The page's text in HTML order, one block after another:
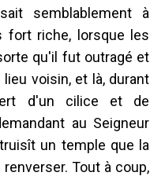
semblablement à
fort riche, lorsque les
qu'il fut outragé et
voisin, et là, durant
d'un cilice et de
au Seigneur
un temple que la
Tout à coup,